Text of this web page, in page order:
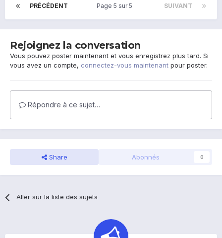
PRÉCÉDENT SUIVANT
Page 5 sur 5
Rejoignez la conversation
Vous pouvez poster maintenant et vous enregistrez plus tard. Si
vous avez un compte, connectez-vous maintenant pour poster.
Répondre à ce sujet…
Share Abonnés 0
Aller sur la liste des sujets